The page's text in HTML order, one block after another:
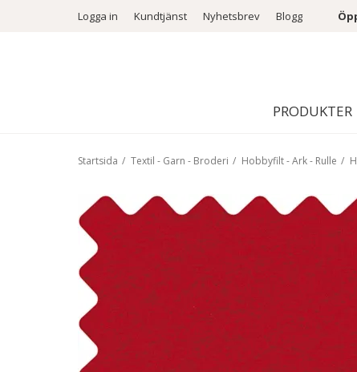
Logga in Kundtjänst Nyhetsbrev Blogg
PRODUKTER
Startsida / Textil - Garn - Broderi / Hobbyfilt - Ark - Rulle /